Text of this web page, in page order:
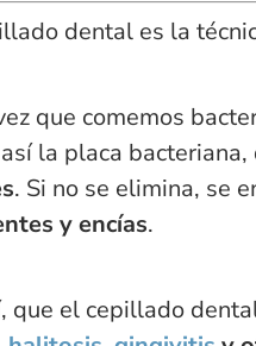
dental es la
que comemos
la placa bacteriana,
. Si no se elimina, se
y encías.
que el cepillado